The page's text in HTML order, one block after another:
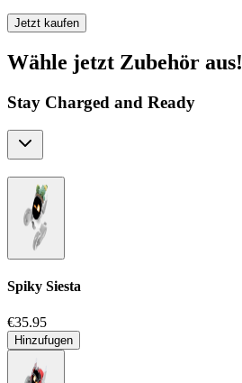
Jetzt kaufen
Wähle jetzt Zubehör aus!
Stay Charged and Ready
Spiky Siesta
€35.95
Hinzufugen